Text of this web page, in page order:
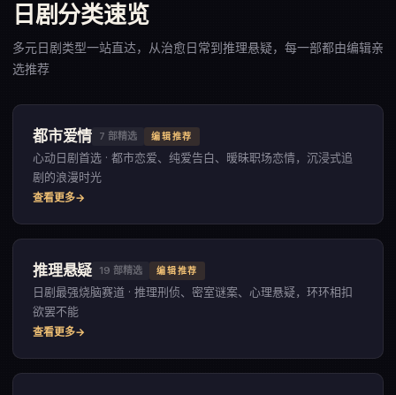
日剧分类速览
多元日剧类型一站直达，从治愈日常到推理悬疑，每一部都由编辑亲
选推荐
都市爱情 7 部精选 编辑推荐
心动日剧首选 · 都市恋爱、纯爱告白、暧昧职场恋情，沉浸式追
剧的浪漫时光
查看更多
推理悬疑 19 部精选 编辑推荐
日剧最强烧脑赛道 · 推理刑侦、密室谜案、心理悬疑，环环相扣
欲罢不能
查看更多